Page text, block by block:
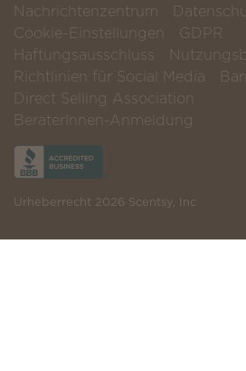
Nachrichtenzentrum
Cookie-Einstellungen
GDPR
Haftungsausschluss
Richtlinien für Social Media
Direct Selling Association
BeraterInnen-Anmeldung
Urheberrecht 2026 Scentsy, Inc